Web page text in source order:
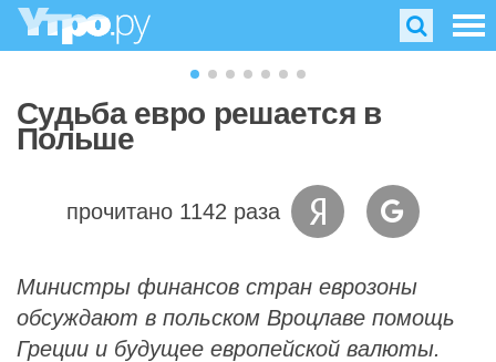
Судьба евро решается в
Польше
прочитано 1142 раза
Министры финансов стран еврозоны
обсуждают в польском Вроцлаве помощь
Греции и будущее европейской валюты.